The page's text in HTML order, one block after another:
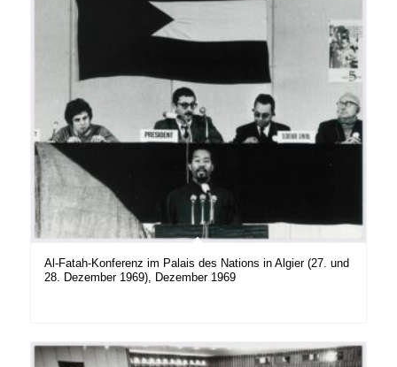
Al-Fatah-Konferenz im Palais des Nations in Algier (27. und
28. Dezember 1969), Dezember 1969